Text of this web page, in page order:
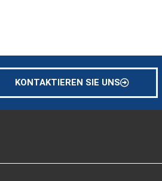
KONTAKTIEREN SIE UNS